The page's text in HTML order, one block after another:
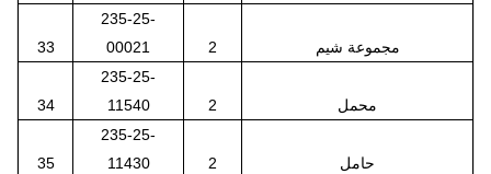
33
235-25-
00021
2 مجموعة شيم
34
235-25-
11540
2 محمل
35
235-25-
11430
2 حامل